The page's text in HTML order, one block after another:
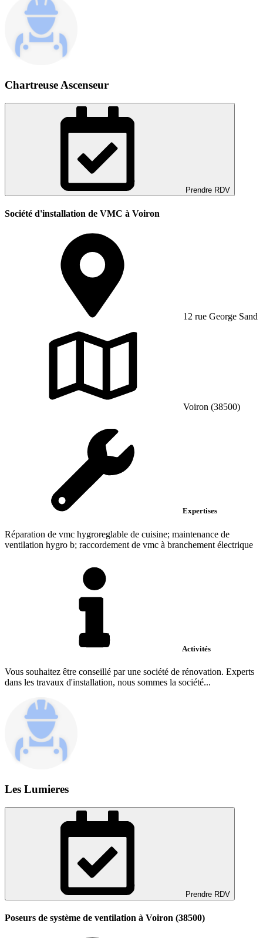
Chartreuse Ascenseur
Prendre RDV
Société d'installation de VMC à Voiron
12 rue George Sand
Voiron (38500)
Expertises
Réparation de vmc hygroreglable de cuisine; maintenance de
ventilation hygro b; raccordement de vmc à branchement électrique
Activités
Vous souhaitez être conseillé par une société de rénovation. Experts
dans les travaux d'installation, nous sommes la société...
Les Lumieres
Prendre RDV
Poseurs de système de ventilation à Voiron (38500)